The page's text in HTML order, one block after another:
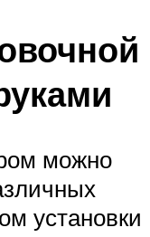
можно
установки